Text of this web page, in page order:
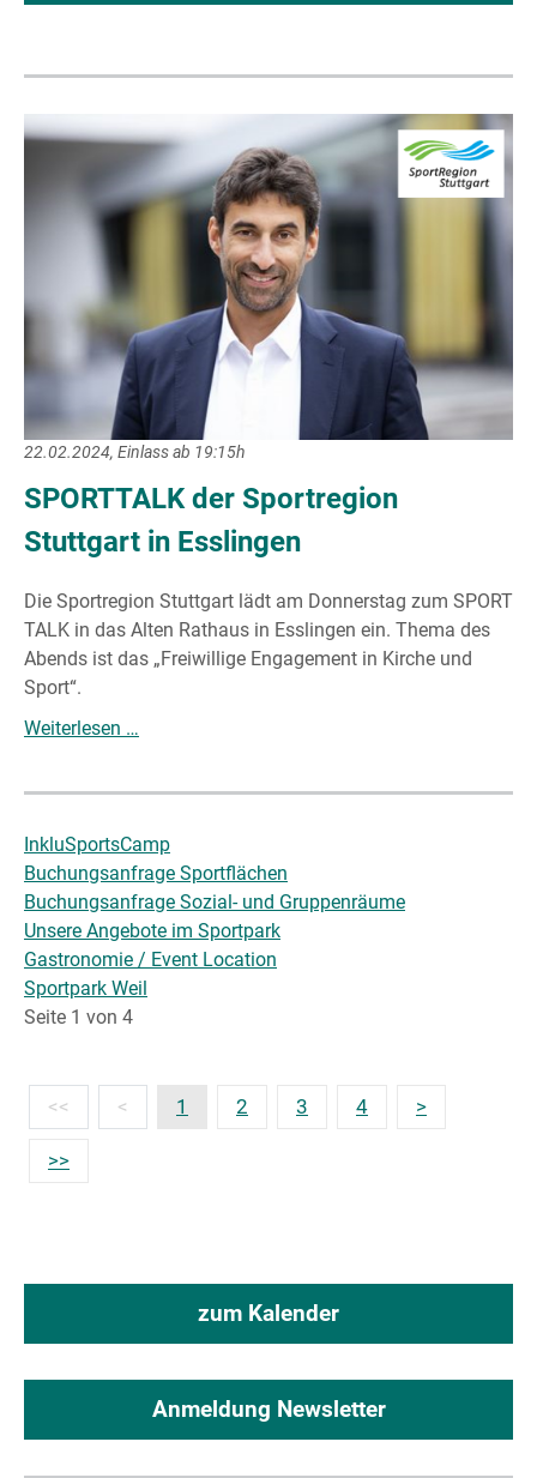
22.02.2024, Einlass ab 19:15h
SPORTTALK der Sportregion
Stuttgart in Esslingen
Die Sportregion Stuttgart lädt am Donnerstag zum SPORT
TALK in das Alten Rathaus in Esslingen ein. Thema des
Abends ist das „Freiwillige Engagement in Kirche und
Sport“.
Weiterlesen …
InkluSportsCamp
Buchungsanfrage Sportflächen
Buchungsanfrage Sozial- und Gruppenräume
Unsere Angebote im Sportpark
Gastronomie / Event Location
Sportpark Weil
Seite 1 von 4
1 2 3 4
zum Kalender
Anmeldung Newsletter